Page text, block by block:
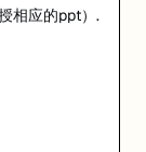
相应的ppt）.